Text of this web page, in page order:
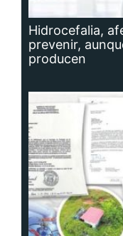
Hidrocefalia,
prevenir,
producen